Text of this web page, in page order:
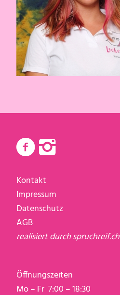
Kontakt
Impressum
Datenschutz
AGB
realisiert durchspruchreif.ch
Öffnungszeiten
Mo – Fr 7:00 – 18:30